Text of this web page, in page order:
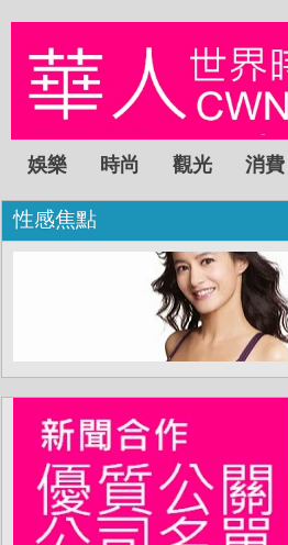
娛樂 時尚 觀光 消費
性感焦點